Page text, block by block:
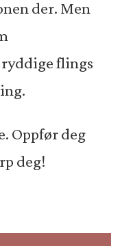
der. Men
flings
Oppfør deg
deg!